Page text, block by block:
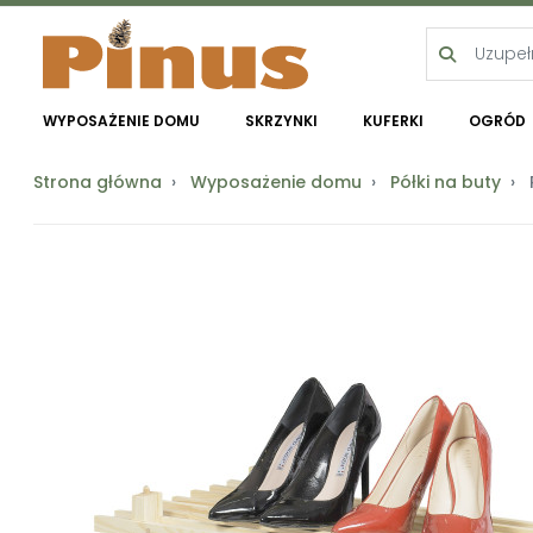
WYPOSAŻENIE DOMU SKRZYNKI KUFERKI OGRÓD
Strona główna Wyposażenie domu Półki na buty